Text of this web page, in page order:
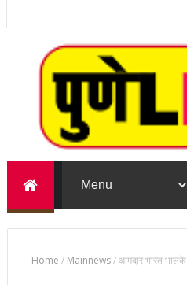
Home / Mainnews/आमदार भारत